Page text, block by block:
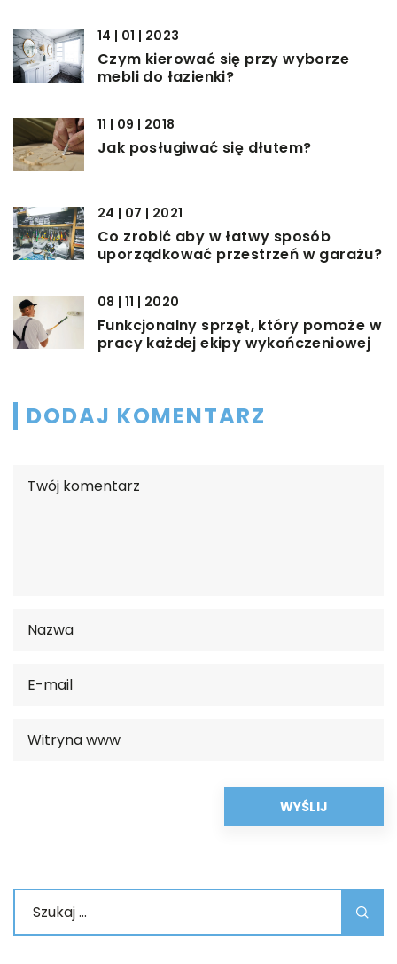
14 | 01 | 2023
Czym kierować się przy wyborze
mebli do łazienki?
11 | 09 | 2018
Jak posługiwać się dłutem?
24 | 07 | 2021
Co zrobić aby w łatwy sposób
uporządkować przestrzeń w garażu?
08 | 11 | 2020
Funkcjonalny sprzęt, który pomoże w
pracy każdej ekipy wykończeniowej
DODAJ KOMENTARZ